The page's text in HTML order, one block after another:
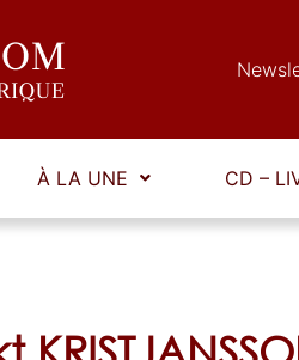
À LA UNE CD –